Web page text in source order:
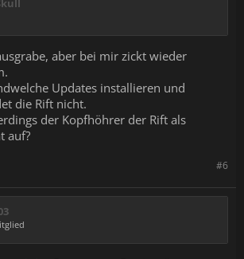
aber bei mir zickt wieder
Updates installieren und
die Rift nicht.
der Kopfhöhrer der Rift als
auf?
#6